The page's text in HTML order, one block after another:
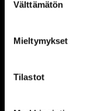
valinta
Välttämätön
Mieltymykset
Tilastot